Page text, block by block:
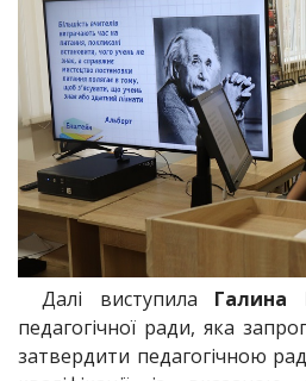
Далі виступила Галина
педагогічної ради, яка
затвердити педагогічною